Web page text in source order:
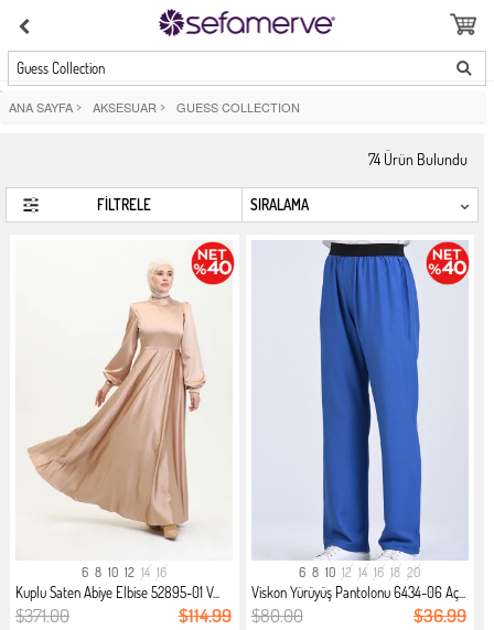
Guess Collection
ANA SAYFA > AKSESUAR > GUESS COLLECTION
74 Ürün Bulundu
FİLTRELE
6 8 10 12 14 16
Kuplu Saten Abiye Elbise 52895-01 V...
$371.00 $114.99
6 8 10 12 14 16 18 20
Viskon Yürüyüş Pantolonu 6434-06 Aç...
$80.00 $36.99